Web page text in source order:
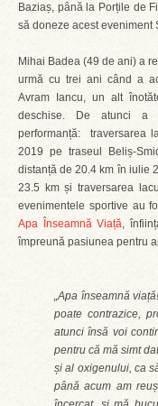
Baziaș, până la Porțile de
să doneze acest eveniment
Mihai Badea (49 de ani) a
urmă cu trei ani când a
Avram Iancu, un alt
deschise. De atunci a
performanță: traversarea
2019 pe traseul Beliș-
distanță de 20.4 km în iulie
23.5 km și traversarea
evenimentele sportive au
Apa Înseamnă Viață,
împreună pasiunea pentru
„Apa înseamnă
poate contrazice,
atunci însă voi
pentru că mă simt
și al oxigenului, ca
până acum am